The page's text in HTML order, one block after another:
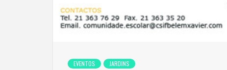
EVENTOS JARDINS